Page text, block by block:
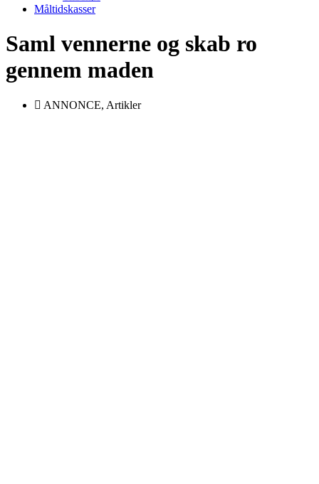
Måltidskasser
Saml vennerne og skab ro
gennem maden
ANNONCE, Artikler